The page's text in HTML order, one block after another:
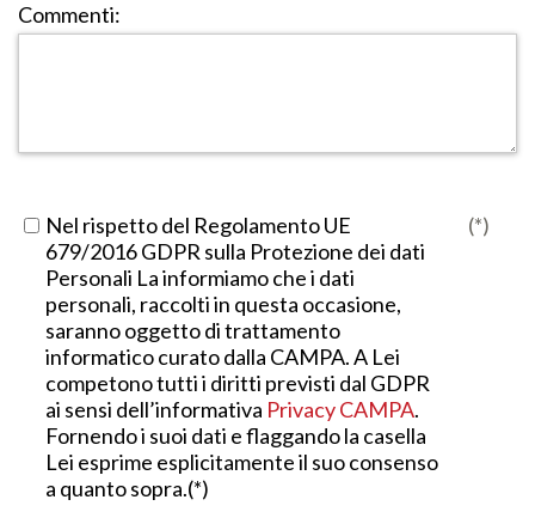
Commenti:
Nel rispetto del Regolamento UE
679/2016 GDPR sulla Protezione dei dati
Personali La informiamo che i dati
personali, raccolti in questa occasione,
saranno oggetto di trattamento
informatico curato dalla CAMPA. A Lei
competono tutti i diritti previsti dal GDPR
ai sensi dell’informativa Privacy CAMPA.
Fornendo i suoi dati e flaggando la casella
Lei esprime esplicitamente il suo consenso
a quanto sopra.(*)
(*)